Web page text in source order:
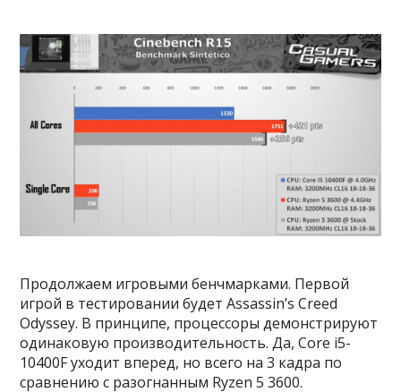
Продолжаем игровыми бенчмарками. Первой
игрой в тестировании будет Assassin’s Creed
Odyssey. В принципе, процессоры демонстрируют
одинаковую производительность. Да, Core i5-
10400F уходит вперед, но всего на 3 кадра по
сравнению с разогнанным Ryzen 5 3600.